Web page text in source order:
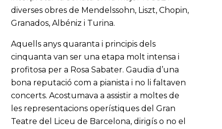
diverses obres de Mendelssohn, Liszt, Chopin,
Granados, Albéniz i Turina.
Aquells anys quaranta i principis dels
cinquanta van ser una etapa molt intensa i
profitosa per a Rosa Sabater. Gaudia d’una
bona reputació com a pianista i no li faltaven
concerts. Acostumava a assistir a moltes de
les representacions operístiques del Gran
Teatre del Liceu de Barcelona, dirigís o no el